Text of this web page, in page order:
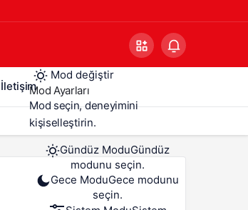
İletişim
Mod değiştir
Mod Ayarları
Mod seçin, deneyimini
kişiselleştirin.
Gündüz ModuGündüz
modunu seçin.
Gece ModuGece modunu
seçin.